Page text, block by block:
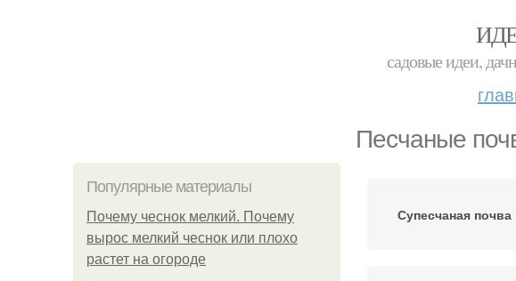
садовые идеи,
Песчаные
Популярные материалы
Почему чеснок мелкий. Почему
вырос мелкий чеснок или плохо
растет на огороде
Супесчаная почва